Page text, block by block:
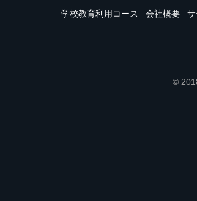
学校教育利用コース 会社概要
©